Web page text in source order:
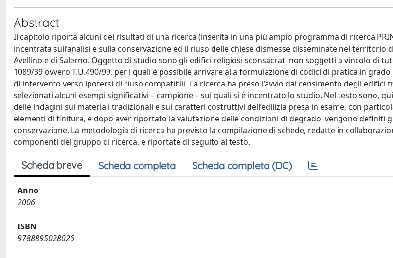
Abstract
Il capitolo riporta alcuni dei risultati di una ricerca (inserita in una più ampio programma di ricerca
incentrata sull’analisi e sulla conservazione ed il riuso delle chiese dismesse disseminate nel territorio
Avellino e di Salerno. Oggetto di studio sono gli edifici religiosi sconsacrati non soggetti a vincolo di
1089/39 ovvero T.U.490/99, per i quali è possibile arrivare alla formulazione di codici di pratica in
di intervento verso ipotersi di riuso compatibili. La ricerca ha preso l’avvio dal censimento degli edifici
selezionati alcuni esempi significativi – campione – sui quali si è incentrato lo studio. Nel testo sono,
delle indagini sui materiali tradizionali e sui caratteri costruttivi dell’edilizia presa in esame, con
elementi di finitura, e dopo aver riportato la valutazione delle condizioni di degrado, vengono definiti
conservazione. La metodologia di ricerca ha previsto la compilazione di schede, redatte in
componenti del gruppo di ricerca, e riportate di seguito al testo.
Scheda breve Scheda completa Scheda completa (DC)
Anno
2006
ISBN
9788895028026